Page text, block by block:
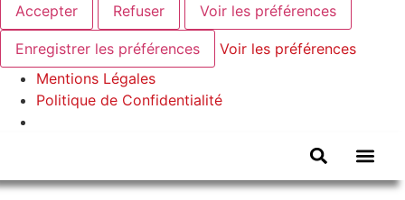
Accepter
Refuser Voir les préférences
Enregistrer les préférences
Voir les préférences
Mentions Légales
Politique de Confidentialité